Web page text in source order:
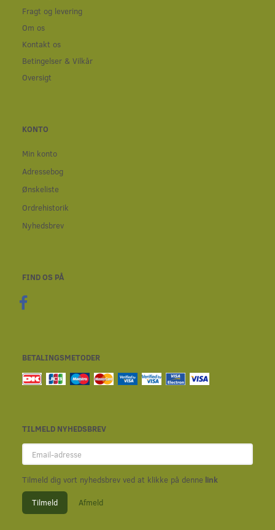
Fragt og levering
Om os
Kontakt os
Betingelser & Vilkår
Oversigt
KONTO
Min konto
Adressebog
Ønskeliste
Ordrehistorik
Nyhedsbrev
FIND OS PÅ
BETALINGSMETODER
TILMELD NYHEDSBREV
Email-
adresse
Tilmeld dig vort nyhedsbrev ved at klikke på denne link
Tilmeld Afmeld